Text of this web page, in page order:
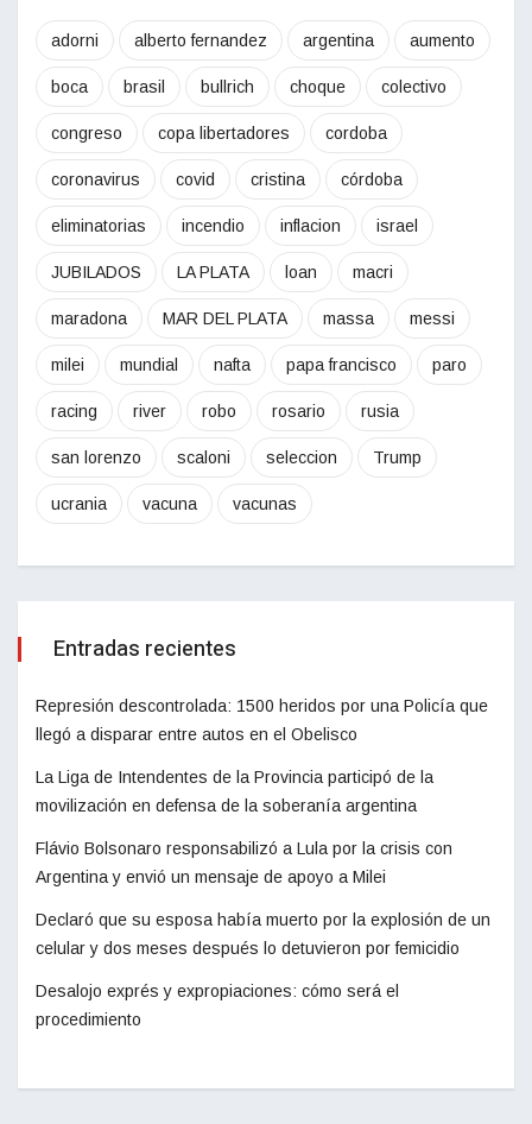
adorni alberto fernandez argentina aumento
boca brasil bullrich choque colectivo
congreso copa libertadores cordoba
coronavirus covid cristina córdoba
eliminatorias incendio inflacion israel
JUBILADOS LA PLATA loan macri
maradona MAR DEL PLATA massa messi
milei mundial nafta papa francisco paro
racing river robo rosario rusia
san lorenzo scaloni seleccion Trump
ucrania vacuna vacunas
Entradas recientes
Represión descontrolada: 1500 heridos por una Policía que
llegó a disparar entre autos en el Obelisco
La Liga de Intendentes de la Provincia participó de la
movilización en defensa de la soberanía argentina
Flávio Bolsonaro responsabilizó a Lula por la crisis con
Argentina y envió un mensaje de apoyo a Milei
Declaró que su esposa había muerto por la explosión de un
celular y dos meses después lo detuvieron por femicidio
Desalojo exprés y expropiaciones: cómo será el
procedimiento